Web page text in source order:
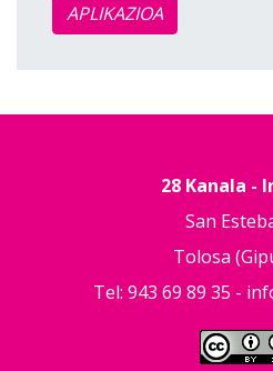
APLIKAZIOA
28 Kanala -
San
Tolosa
Tel: 943 69 89 35 -